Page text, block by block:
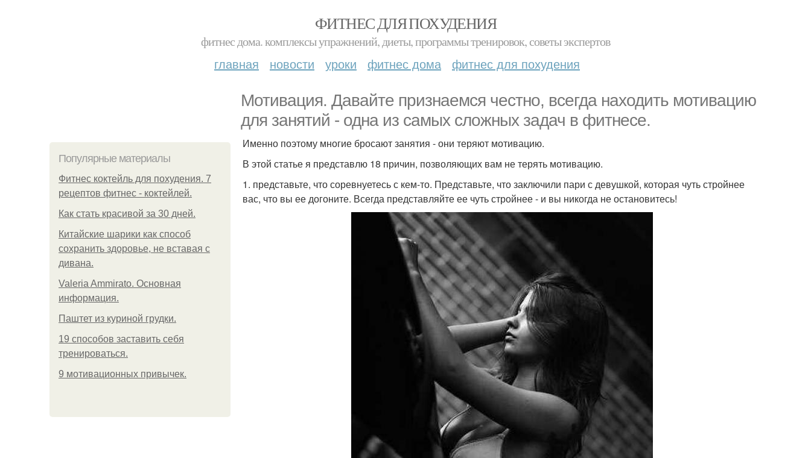
ФИТНЕС ДЛЯ ПОХУДЕНИЯ
фитнес дома. комплексы упражнений, диеты, программы тренировок, советы экспертов
главная новости уроки фитнес дома фитнес для похудения
Мотивация. Давайте признаемся честно, всегда находить мотивацию
для занятий - одна из самых сложных задач в фитнесе.
Популярные материалы
Фитнес коктейль для похудения. 7
рецептов фитнес - коктейлей.
Как стать красивой за 30 дней.
Китайские шарики как способ
сохранить здоровье, не вставая с
дивана.
Valeria Ammirato. Основная
информация.
Паштет из куриной грудки.
19 способов заставить себя
тренироваться.
9 мотивационных привычек.
Именно поэтому многие бросают занятия - они теряют мотивацию.
В этой статье я представлю 18 причин, позволяющих вам не терять мотивацию.
1. представьте, что соревнуетесь с кем-то. Представьте, что заключили пари с девушкой, которая чуть стройнее
вас, что вы ее догоните. Всегда представляйте ее чуть стройнее - и вы никогда не остановитесь!